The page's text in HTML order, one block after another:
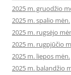
2025 m. gruodžio
2025 m. spalio mėn.
2025 m. rugsėjo
2025 m. rugpjūčio
2025 m. liepos mėn.
2025 m. balandžio